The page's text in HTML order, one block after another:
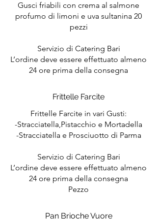
Gusci friabili con crema al salmone
profumo di limoni e uva sultanina 20
pezzi
Servizio di Catering Bari
L’ordine deve essere effettuato almeno
24 ore prima della consegna
Frittelle Farcite
Frittelle Farcite in vari Gusti:
-Stracciatella,Pistacchio e Mortadella
-Stracciatella e Prosciuotto di Parma
Servizio di Catering Bari
L’ordine deve essere effettuato almeno
24 ore prima della consegna
Pezzo
Pan Brioche Vuore